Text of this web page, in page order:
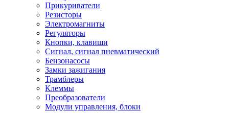
Прикуриватели
Резисторы
Электромагниты
Регуляторы
Кнопки, клавиши
Сигнал, сигнал пневматический
Бензонасосы
Замки зажигания
Трамблеры
Клеммы
Преобразователи
Модули управления, блоки